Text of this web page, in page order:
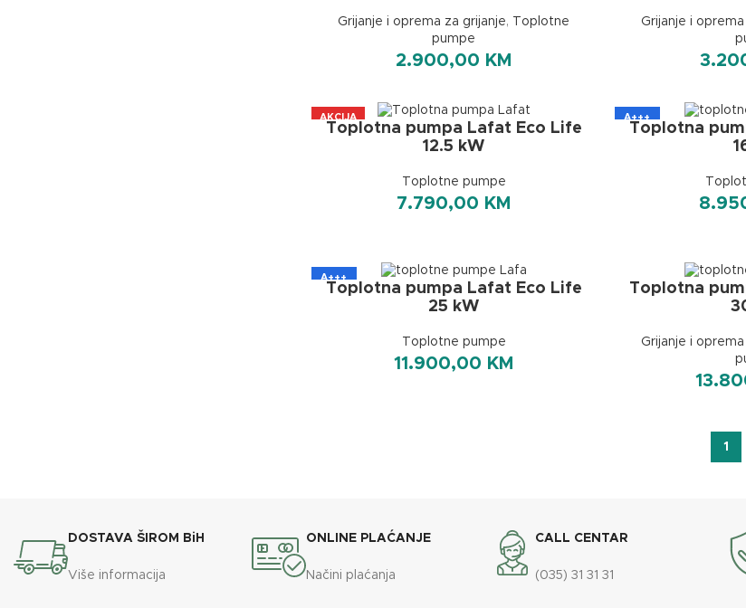
Grijanje i oprema za grijanje, Toplotne
pumpe
2.900,00 KM
Grijanje i
AKCIJA
Toplotna pumpa Lafat Eco Life
12.5 kW
Toplotne pumpe
7.790,00 KM
A+++
Toplotna
A+++
Toplotna pumpa Lafat Eco Life
25 kW
Toplotne pumpe
11.900,00 KM
Toplotna
Grijanje i
1
DOSTAVA ŠIROM BiH
Više informacija
ONLINE PLAĆANJE
Načini plaćanja
CALL CENTAR
(035) 31 31 31